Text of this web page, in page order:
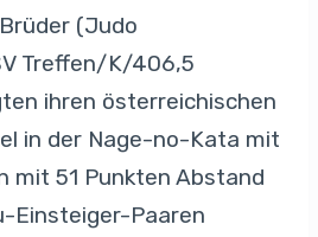
(Judo
Treffen/K/406,5
ihren österreichischen
in der Nage-no-Kata mit
mit 51 Punkten Abstand
Einsteiger-Paaren